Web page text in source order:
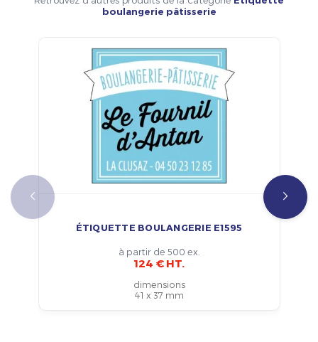
boulangerie pâtisserie
ÉTIQUETTE BOULANGERIE E1595
à partir de 500 ex.
124 € HT.
dimensions
41 x 37 mm